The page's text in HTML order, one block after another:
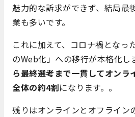
魅力的な訴求ができず、結局最
業も多いです。
これに加えて、コロナ禍となっ
のWeb化」への移行が本格化し
ら最終選考まで一貫してオンラ
全体の約4割になります。。
残りはオンラインとオフライン